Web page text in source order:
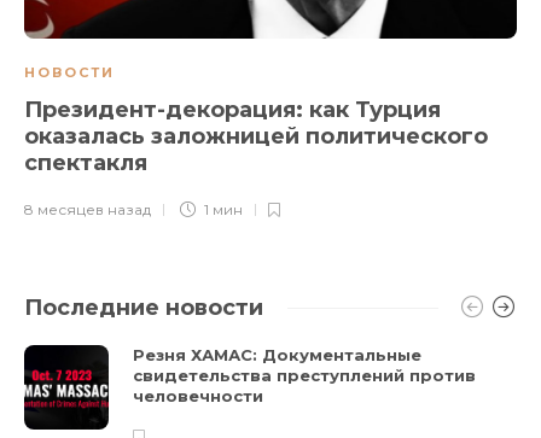
НОВОСТИ
Президент-декорация: как Турция
оказалась заложницей политического
спектакля
8 месяцев назад 1 мин
Последние новости
Резня ХАМАС: Документальные
свидетельства преступлений против
человечности